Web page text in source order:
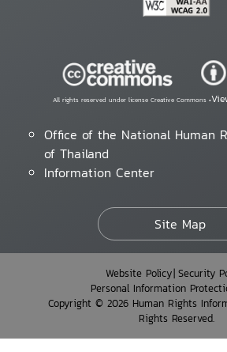
All rights reserved under license Creative Commons •
Office of the National Human
of Thailand
Information Center
Site Map
Website Policy Security
Personal Information
Copyright © 2026 Human Rights
Rights Reserved.